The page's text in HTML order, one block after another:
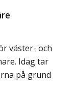
väster- och
Idag tar
på grund